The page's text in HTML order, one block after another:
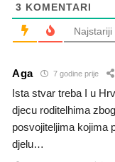
3 KOMENTARI
Najstariji
Aga 7 godine prije
Ista stvar treba I u
djecu roditelhima
posvojiteljima kojima
djelu…